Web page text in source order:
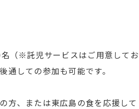
（※託児サービスはご用意してお
ての参加も可能です。
方、または東広島の食を応援し